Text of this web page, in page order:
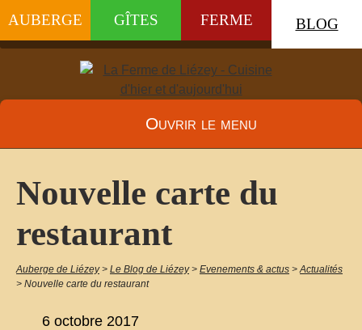
AUBERGE GÎTES FERME BLOG
Ouvrir le menu
Nouvelle carte du
restaurant
Auberge de Liézey > Le Blog de Liézey > Evenements & actus >Actualités
> Nouvelle carte du restaurant
6 octobre 2017